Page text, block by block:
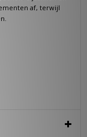
af, terwijl